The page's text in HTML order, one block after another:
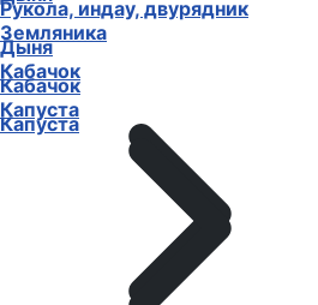
Земляника
Кабачок
Капуста
Рукола, индау, двурядник
Дыня
Кабачок
Капуста